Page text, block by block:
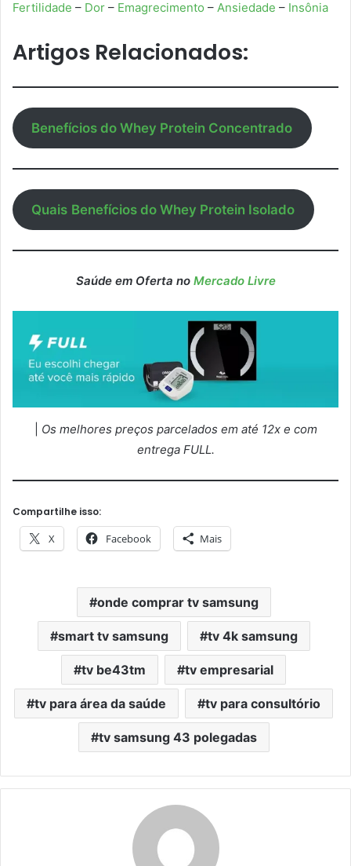
Fertilidade – Dor – Emagrecimento – Ansiedade – Insônia
Artigos Relacionados:
Benefícios do Whey Protein Concentrado
Quais Benefícios do Whey Protein Isolado
Saúde em Oferta no Mercado Livre
Os melhores preços parcelados em até 12x e com
entrega FULL.
Compartilhe isso:
X Facebook Mais
onde comprar tv samsung
smart tv samsung tv 4k samsung
tv be43tm tv empresarial
tv para área da saúde tv para consultório
tv samsung 43 polegadas